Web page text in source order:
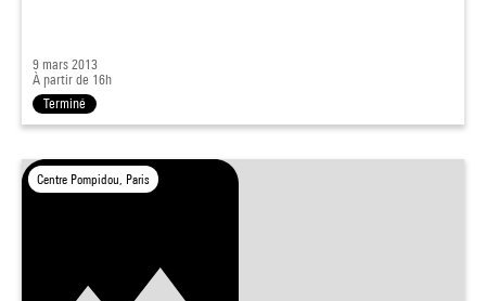
9 mars 2013
À partir de 16h
Terminé
Centre Pompidou, Paris